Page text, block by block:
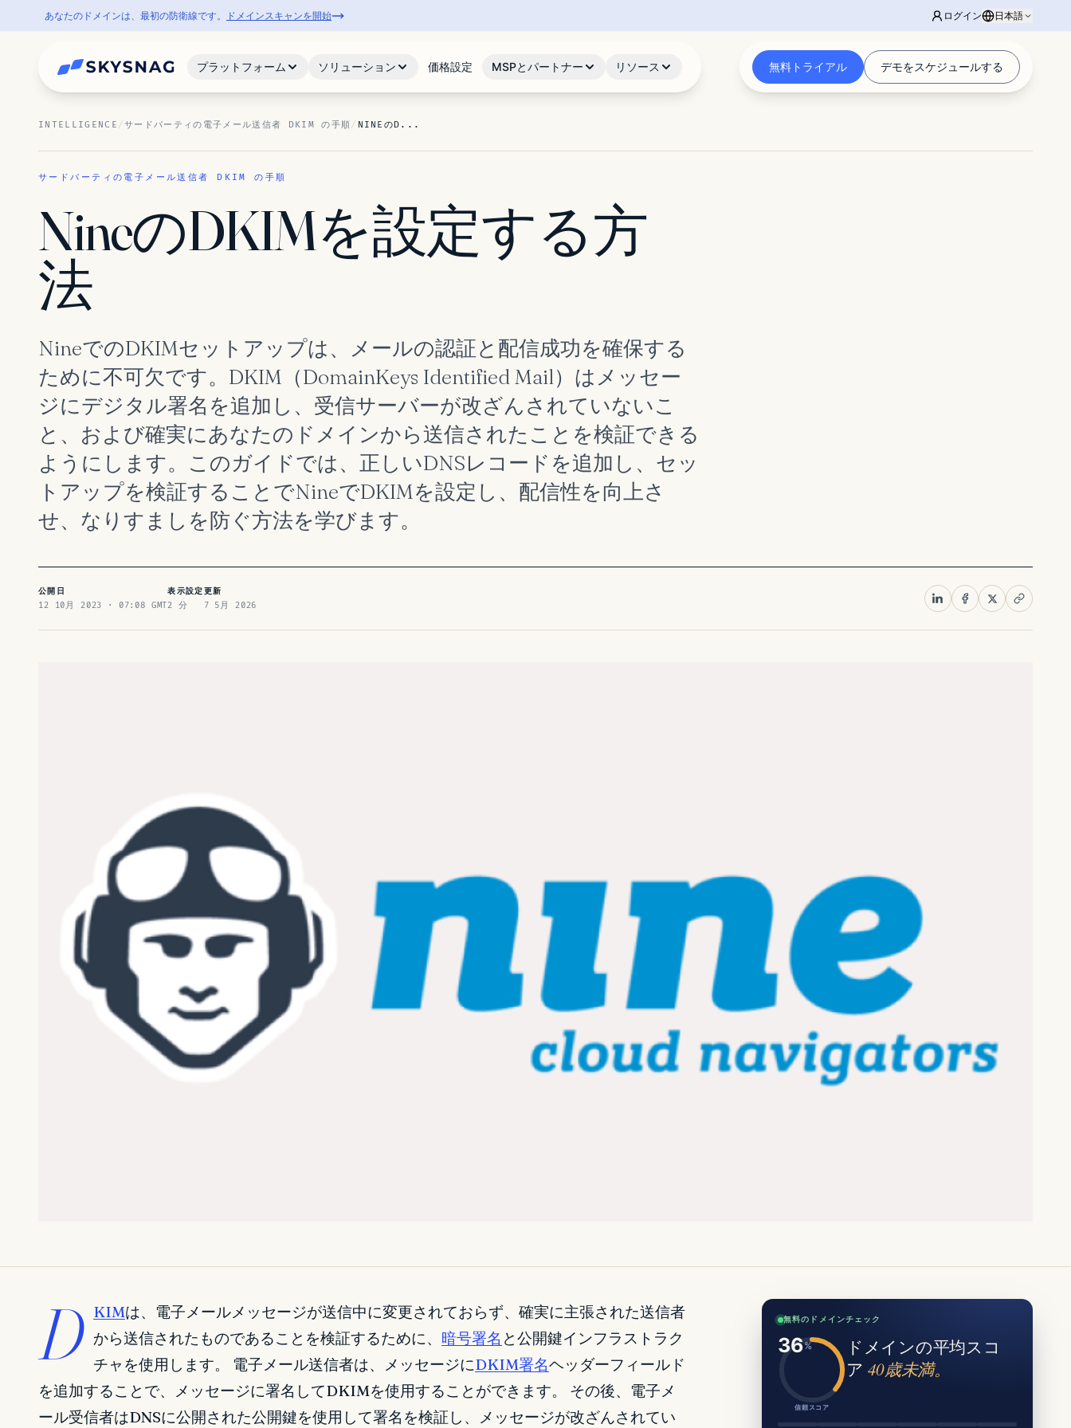
あなたのドメインは、最初の防衛線です。 ドメインスキャンを開始 ログイン 日本語
プラットフォーム ソリューション 価格設定 MSPとパートナー リソース 無料トライアル デモをスケジュールする
INTELLIGENCE /サードパーティの電子メール送信者 DKIM の手順/ NINEのD...
サードパーティの電子メール送信者 DKIM の手順
NineのDKIMを設定する方
法
NineでのDKIMセットアップは、メールの認証と配信成功を確保する
ために不可欠です。DKIM（DomainKeys Identified Mail）はメッセー
ジにデジタル署名を追加し、受信サーバーが改ざんされていないこ
と、および確実にあなたのドメインから送信されたことを検証できる
ようにします。このガイドでは、正しいDNSレコードを追加し、セッ
トアップを検証することでNineでDKIMを設定し、配信性を向上さ
せ、なりすましを防ぐ方法を学びます。
公開日
12 10月 2023 · 07:08 GMT
表示設定
2 分
更新
7 5月 2026
D KIMは、電子メールメッセージが送信中に変更されておらず、確実に主張された送信者
から送信されたものであることを検証するために、 暗号署名 と公開鍵インフラストラク
チャを使用します。 電子メール送信者は、メッセージにDKIM署名ヘッダーフィールド
を追加することで、メッセージに署名してDKIMを使用することができます。 その後、電子メ
ール受信者はDNSに公開された公開鍵を使用して署名を検証し、メッセージが改ざんされてい
無料のドメインチェック
信頼スコア
ドメインの平均スコ
ア 40歳未満。